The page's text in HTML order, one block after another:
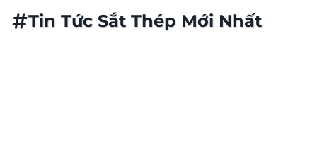
Tin Tức Sắt Thép Mới Nhất